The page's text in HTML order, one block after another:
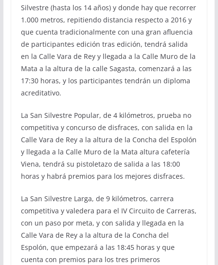
Silvestre (hasta los 14 años) y donde hay que recorrer
1.000 metros, repitiendo distancia respecto a 2016 y
que cuenta tradicionalmente con una gran afluencia
de participantes edición tras edición, tendrá salida
en la Calle Vara de Rey y llegada a la Calle Muro de la
Mata a la altura de la calle Sagasta, comenzará a las
17:30 horas, y los participantes tendrán un diploma
acreditativo.
La San Silvestre Popular, de 4 kilómetros, prueba no
competitiva y concurso de disfraces, con salida en la
Calle Vara de Rey a la altura de la Concha del Espolón
y llegada a la Calle Muro de la Mata altura cafetería
Viena, tendrá su pistoletazo de salida a las 18:00
horas y habrá premios para los mejores disfraces.
La San Silvestre Larga, de 9 kilómetros, carrera
competitiva y valedera para el IV Circuito de Carreras,
con un paso por meta, y con salida y llegada en la
Calle Vara de Rey a la altura de la Concha del
Espolón, que empezará a las 18:45 horas y que
cuenta con premios para los tres primeros